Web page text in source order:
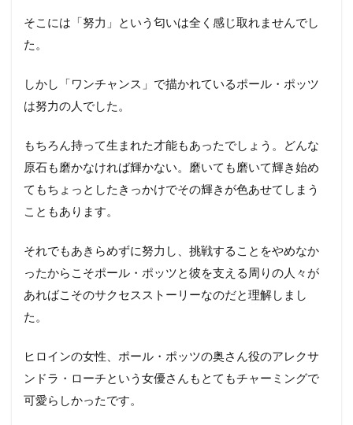
そこには「努力」という匂いは全く感じ取れませんでし
た。
しかし「ワンチャンス」で描かれているポール・ポッツ
は努力の人でした。
もちろん持って生まれた才能もあったでしょう。どんな
原石も磨かなければ輝かない。磨いても磨いて輝き始め
てもちょっとしたきっかけでその輝きが色あせてしまう
こともあります。
それでもあきらめずに努力し、挑戦することをやめなか
ったからこそポール・ポッツと彼を支える周りの人々が
あればこそのサクセスストーリーなのだと理解しまし
た。
ヒロインの女性、ポール・ポッツの奥さん役のアレクサ
ンドラ・ローチという女優さんもとてもチャーミングで
可愛らしかったです。